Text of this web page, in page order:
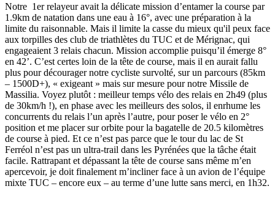
Notre 1er relayeur avait la délicate mission d’entamer la course par
1.9km de natation dans une eau à 16°, avec une préparation à la
limite du raisonnable. Mais il limite la casse du mieux qu'il peux face
aux torpilles des club de triathlètes du TUC et de Mérignac, qui
engageaient 3 relais chacun. Mission accomplie puisqu’il émerge 8°
en 42’. C’est certes loin de la tête de course, mais il en aurait fallu
plus pour décourager notre cycliste survolté, sur un parcours (85km
– 1500D+), « exigeant » mais sur mesure pour notre Missile de
Massilia. Voyez plutôt : meilleur temps vélo des relais en 2h49 (plus
de 30km/h !), en phase avec les meilleurs des solos, il enrhume les
concurrents du relais l’un après l’autre, pour poser le vélo en 2°
position et me placer sur orbite pour la bagatelle de 20.5 kilomètres
de course à pied. Et ce n’est pas parce que le tour du lac de St
Ferréol n’est pas un ultra-trail dans les Pyrénées que la tâche était
facile. Rattrapant et dépassant la tête de course sans même m’en
apercevoir, je doit finalement m’incliner face à un avion de l’équipe
mixte TUC – encore eux – au terme d’une lutte sans merci, en 1h32.